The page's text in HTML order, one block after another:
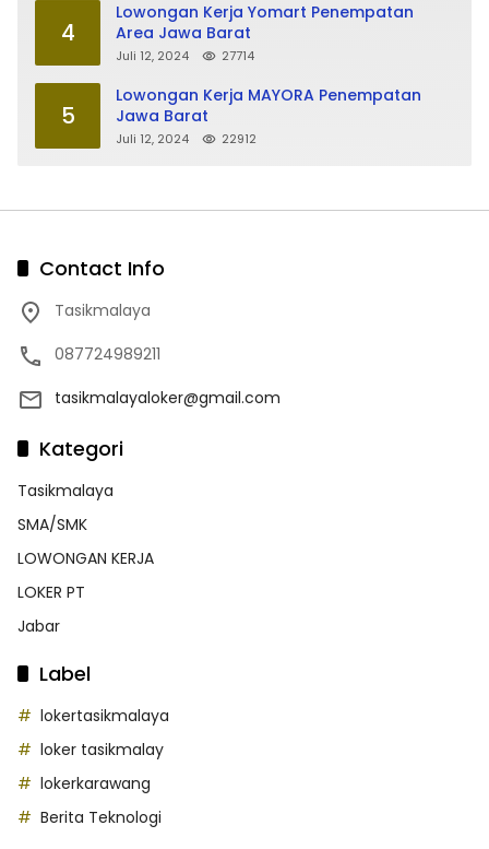
4
Lowongan Kerja Yomart Penempatan
Area Jawa Barat
Juli 12, 2024 27714
5
Lowongan Kerja MAYORA Penempatan
Jawa Barat
Juli 12, 2024 22912
Contact Info
Tasikmalaya
087724989211
tasikmalayaloker@gmail.com
Kategori
Tasikmalaya
SMA/SMK
LOWONGAN KERJA
LOKER PT
Jabar
Label
lokertasikmalaya
loker tasikmalay
lokerkarawang
Berita Teknologi